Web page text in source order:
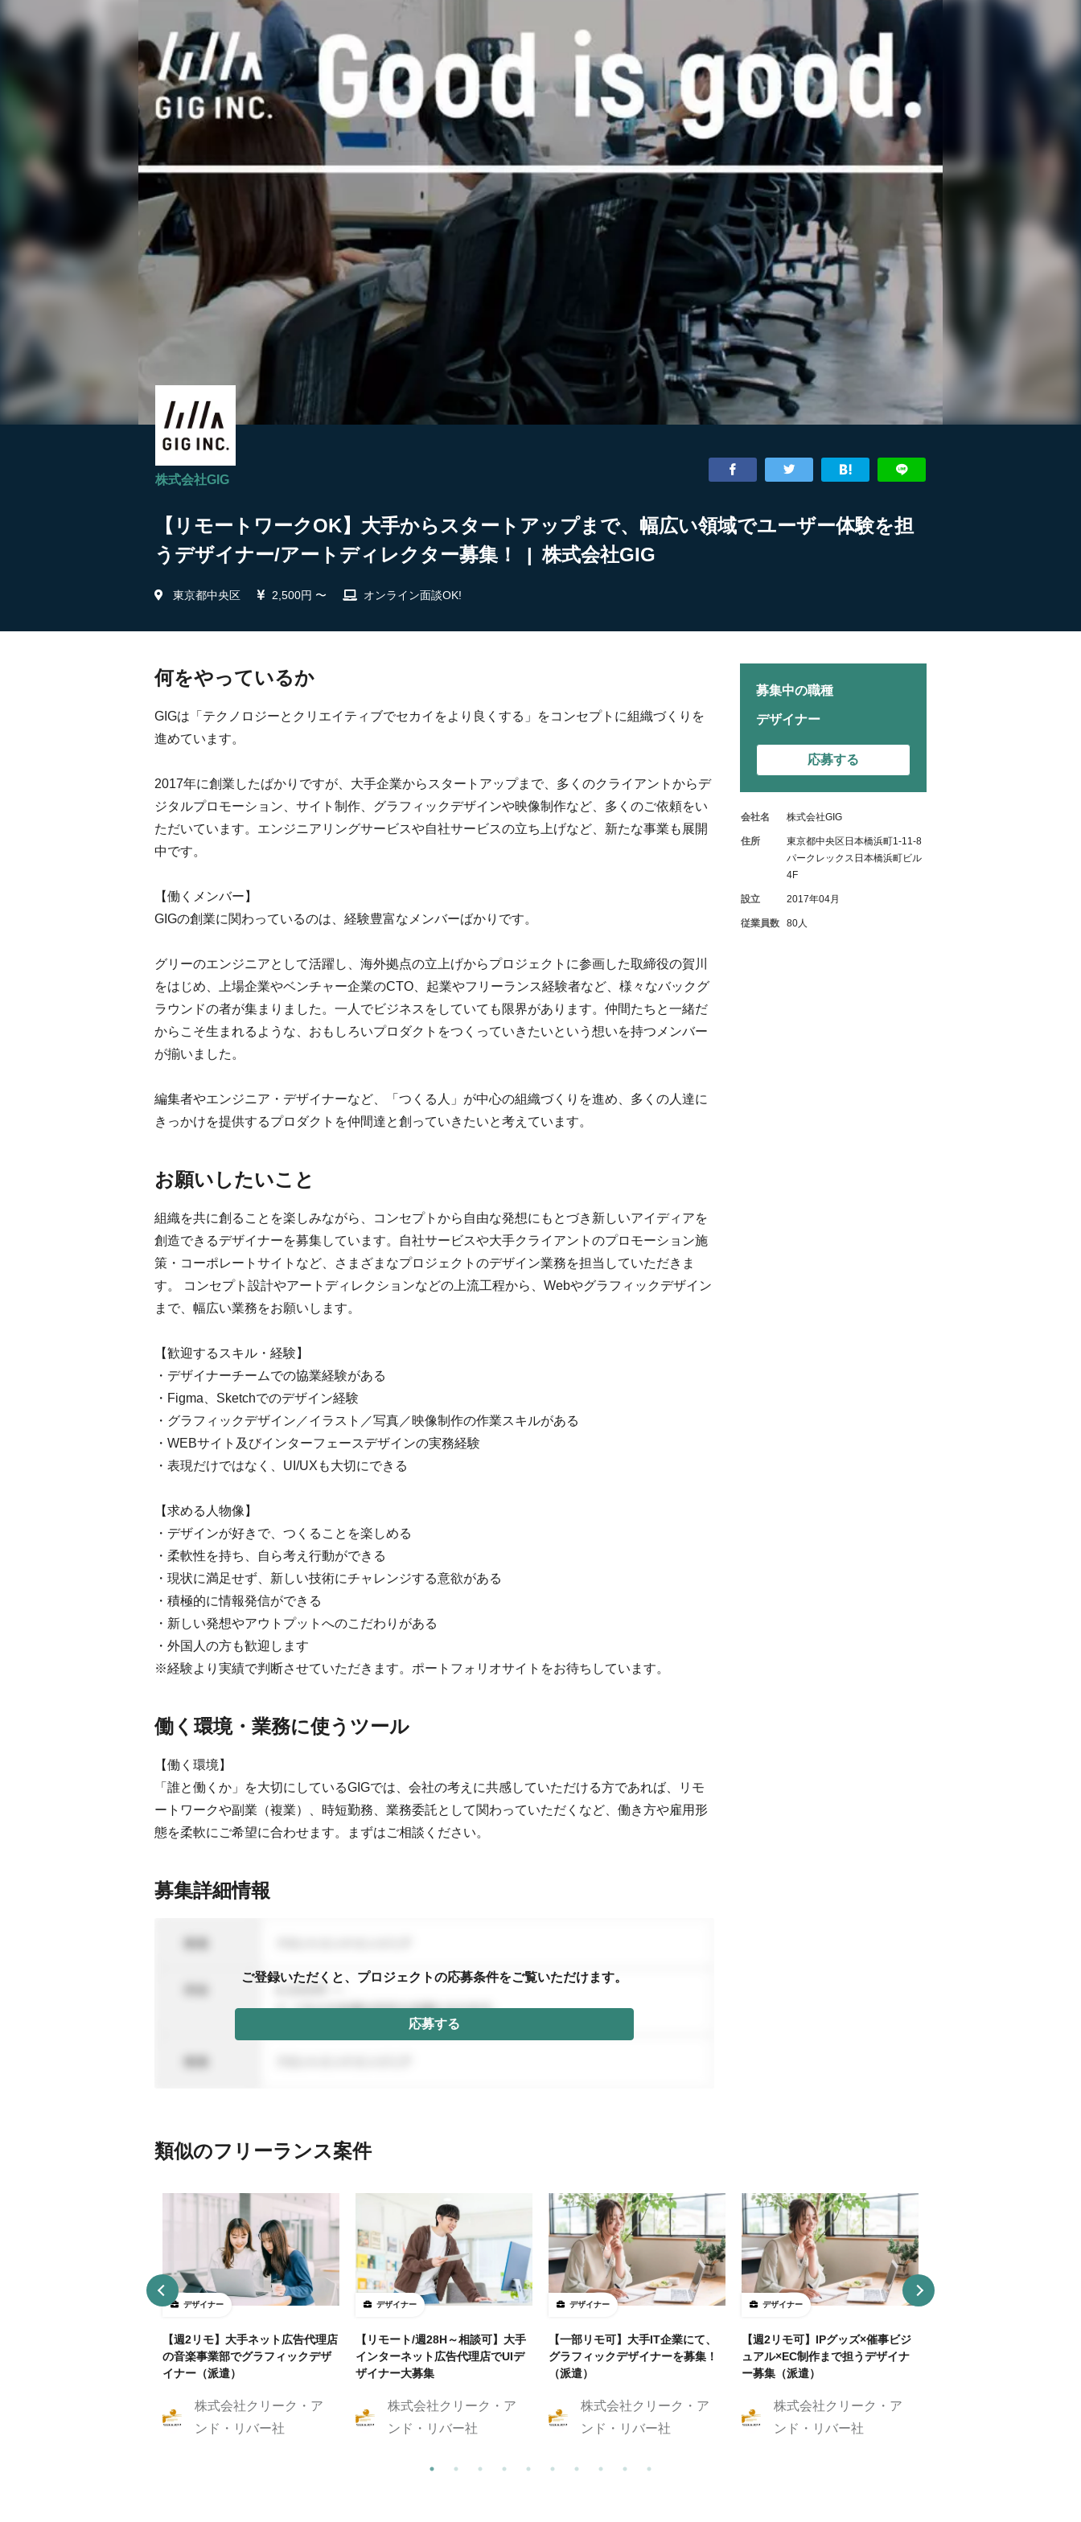
株式会社GIG
【リモートワークOK】大手からスタートアップまで、幅広い領域でユーザー体験を担
うデザイナー/アートディレクター募集！ | 株式会社GIG
東京都中央区 2,500円 〜 オンライン面談OK!
何をやっているか
GIGは「テクノロジーとクリエイティブでセカイをより良くする」をコンセプトに組織づくりを
進めています。
2017年に創業したばかりですが、大手企業からスタートアップまで、多くのクライアントからデ
ジタルプロモーション、サイト制作、グラフィックデザインや映像制作など、多くのご依頼をい
ただいています。エンジニアリングサービスや自社サービスの立ち上げなど、新たな事業も展開
中です。
【働くメンバー】
GIGの創業に関わっているのは、経験豊富なメンバーばかりです。
グリーのエンジニアとして活躍し、海外拠点の立上げからプロジェクトに参画した取締役の賀川
をはじめ、上場企業やベンチャー企業のCTO、起業やフリーランス経験者など、様々なバックグ
ラウンドの者が集まりました。一人でビジネスをしていても限界があります。仲間たちと一緒だ
からこそ生まれるような、おもしろいプロダクトをつくっていきたいという想いを持つメンバー
が揃いました。
編集者やエンジニア・デザイナーなど、「つくる人」が中心の組織づくりを進め、多くの人達に
きっかけを提供するプロダクトを仲間達と創っていきたいと考えています。
お願いしたいこと
組織を共に創ることを楽しみながら、コンセプトから自由な発想にもとづき新しいアイディアを
創造できるデザイナーを募集しています。自社サービスや大手クライアントのプロモーション施
策・コーポレートサイトなど、さまざまなプロジェクトのデザイン業務を担当していただきま
す。 コンセプト設計やアートディレクションなどの上流工程から、Webやグラフィックデザイン
まで、幅広い業務をお願いします。
【歓迎するスキル・経験】
・デザイナーチームでの協業経験がある
・Figma、Sketchでのデザイン経験
・グラフィックデザイン／イラスト／写真／映像制作の作業スキルがある
・WEBサイト及びインターフェースデザインの実務経験
・表現だけではなく、UI/UXも大切にできる
【求める人物像】
・デザインが好きで、つくることを楽しめる
・柔軟性を持ち、自ら考え行動ができる
・現状に満足せず、新しい技術にチャレンジする意欲がある
・積極的に情報発信ができる
・新しい発想やアウトプットへのこだわりがある
・外国人の方も歓迎します
※経験より実績で判断させていただきます。ポートフォリオサイトをお待ちしています。
働く環境・業務に使うツール
【働く環境】
「誰と働くか」を大切にしているGIGでは、会社の考えに共感していただける方であれば、リモ
ートワークや副業（複業）、時短勤務、業務委託として関わっていただくなど、働き方や雇用形
態を柔軟にご希望に合わせます。まずはご相談ください。
募集詳細情報
ご登録いただくと、プロジェクトの応募条件をご覧いただけます。
応募する
募集中の職種
デザイナー
応募する
会社名 株式会社GIG
住所
東京都中央区日本橋浜町1-11-8
パークレックス日本橋浜町ビル
4F
設立 2017年04月
従業員数 80人
類似のフリーランス案件
デザイナー
【週2リモ】大手ネット広告代理店
の音楽事業部でグラフィックデザ
イナー（派遣）
株式会社クリーク・ア
ンド・リバー社
デザイナー
【リモート/週28H～相談可】大手
インターネット広告代理店でUIデ
ザイナー大募集
株式会社クリーク・ア
ンド・リバー社
デザイナー
【一部リモ可】大手IT企業にて、
グラフィックデザイナーを募集！
（派遣）
株式会社クリーク・ア
ンド・リバー社
デザイナー
【週2リモ可】IPグッズ×催事ビジ
ュアル×EC制作まで担うデザイナ
ー募集（派遣）
株式会社クリーク・ア
ンド・リバー社